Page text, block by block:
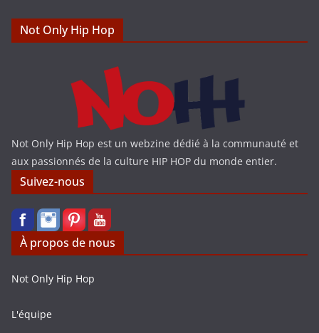
Not Only Hip Hop
Not Only Hip Hop est un webzine dédié à la communauté et
aux passionnés de la culture HIP HOP du monde entier.
Suivez-nous
À propos de nous
Not Only Hip Hop
L'équipe